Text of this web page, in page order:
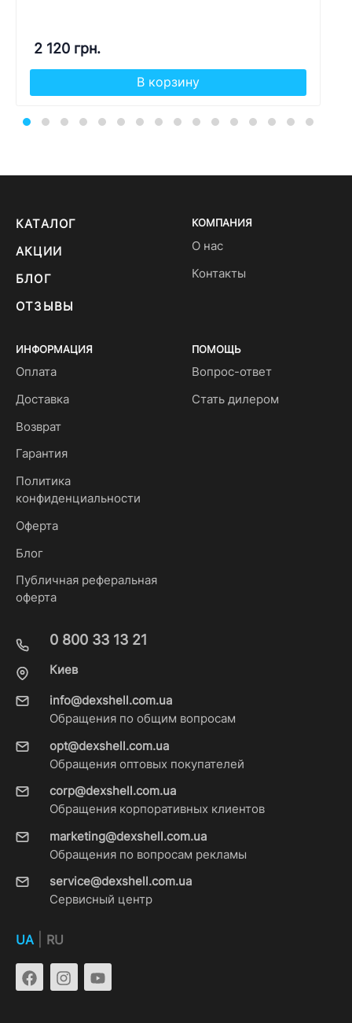
2 120 грн.
В корзину
КАТАЛОГ
АКЦИИ
БЛОГ
ОТЗЫВЫ
КОМПАНИЯ
О нас
Контакты
ИНФОРМАЦИЯ
Оплата
Доставка
Возврат
Гарантия
Политика
конфиденциальности
Оферта
Блог
Публичная реферальная
оферта
ПОМОЩЬ
Вопрос-ответ
Стать дилером
0 800 33 13 21
Киев
info@dexshell.com.ua
Обращения по общим вопросам
opt@dexshell.com.ua
Обращения оптовых покупателей
corp@dexshell.com.ua
Обращения корпоративных клиентов
marketing@dexshell.com.ua
Обращения по вопросам рекламы
service@dexshell.com.ua
Сервисный центр
UA RU